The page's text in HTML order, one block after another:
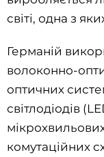
світі, одна з
Германій
волоконно-
оптичних
світлодіодів
комутаційних